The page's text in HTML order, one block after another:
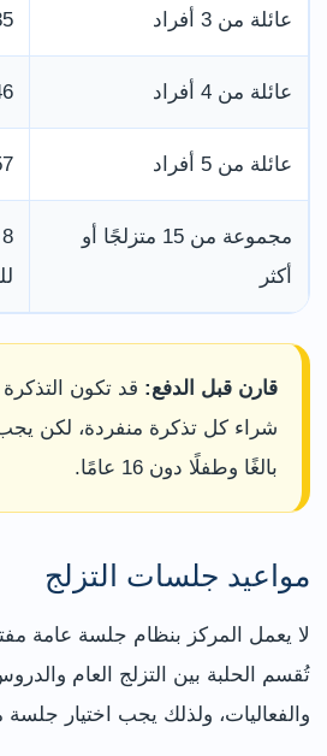
عائلة من 3 أفراد 35
عائلة من 4 أفراد 46
عائلة من 5 أفراد 57
مجموعة من 15 متزلجًا أو
أكثر
قارن قبل الدفع: قد تكون التذكرة
شراء كل تذكرة منفردة، لكن
بالغًا وطفلًا دون 16 عامًا.
مواعيد جلسات التزلج
لا يعمل المركز بنظام جلسة عامة
تُقسم الحلبة بين التزلج العام
والفعاليات، ولذلك يجب اختيار